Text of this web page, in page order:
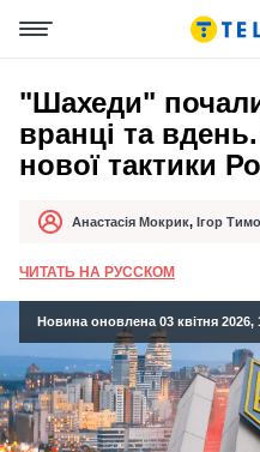
"Шахеди" почали
вранці та
нової тактики
АвторАнастасія Мокрик, Ігор
Дата публікації
ЧИТАТЬ НА РУССКОМ
Новина оновлена 03 квітня 2026,